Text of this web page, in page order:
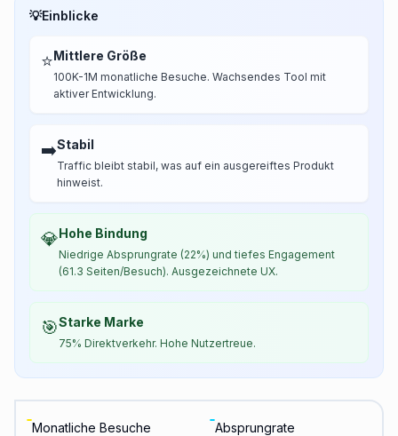
💡Einblicke
⭐Mittlere Größe
100K-1M monatliche Besuche. Wachsendes Tool mit
aktiver Entwicklung.
➡️Stabil
Traffic bleibt stabil, was auf ein ausgereiftes Produkt
hinweist.
💎Hohe Bindung
Niedrige Absprungrate (22%) und tiefes Engagement
(61.3 Seiten/Besuch). Ausgezeichnete UX.
🎯Starke Marke
75% Direktverkehr. Hohe Nutzertreue.
Monatliche Besuche Absprungrate